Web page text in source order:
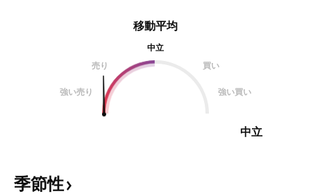
移動平均
中立
売り
買い
強い売り 強い買い
中立
季節性